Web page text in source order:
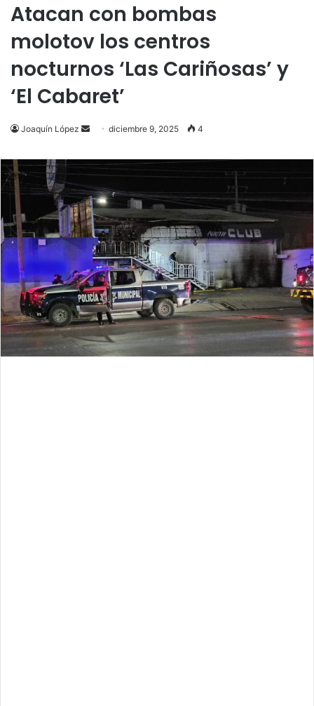
Atacan con bombas
molotov los centros
nocturnos ‘Las Cariñosas’ y
‘El Cabaret’
Joaquín López
Send
email
diciembre 9, 2025 4